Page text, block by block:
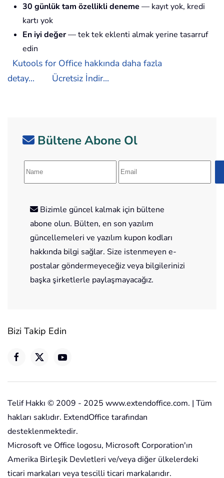
30 günlük tam özellikli deneme — kayıt yok, kredi
kartı yok
En iyi değer— tek tek eklenti almak yerine tasarruf
edin
Kutools for Office hakkında daha fazla
detay...
Ücretsiz İndir...
Bültene Abone Ol
Bizimle güncel kalmak için bültene
abone olun. Bülten, en son yazılım
güncellemeleri ve yazılım kupon kodları
hakkında bilgi sağlar. Size istenmeyen e-
postalar göndermeyeceğiz veya bilgilerinizi
başka şirketlerle paylaşmayacağız.
Bizi Takip Edin
Telif Hakkı © 2009 - 2025 www.extendoffice.com. | Tüm
hakları saklıdır. ExtendOffice tarafından
desteklenmektedir.
Microsoft ve Office logosu, Microsoft Corporation'ın
Amerika Birleşik Devletleri ve/veya diğer ülkelerdeki
ticari markaları veya tescilli ticari markalarıdır.